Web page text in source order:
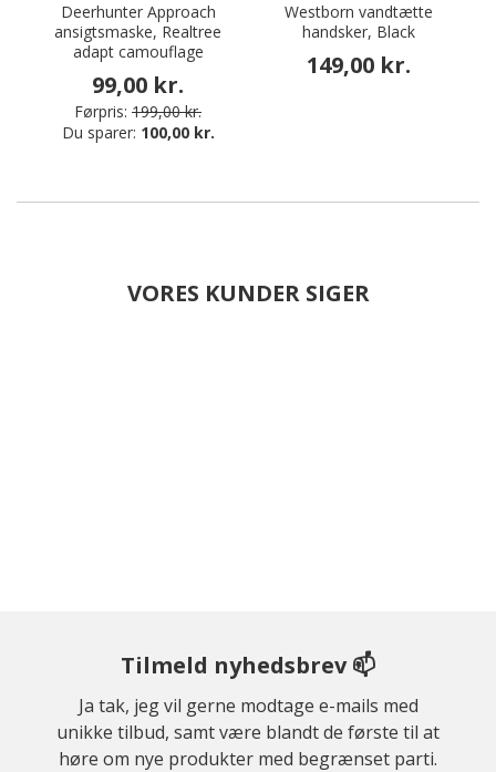
Deerhunter Approach
ansigtsmaske, Realtree
adapt camouflage
99,00 kr.
Førpris: 199,00 kr.
Du sparer: 100,00 kr.
Westborn vandtætte
handsker, Black
149,00 kr.
VORES KUNDER SIGER
Tilmeld nyhedsbrev 📫
Ja tak, jeg vil gerne modtage e-mails med
unikke tilbud, samt være blandt de første til at
høre om nye produkter med begrænset parti.